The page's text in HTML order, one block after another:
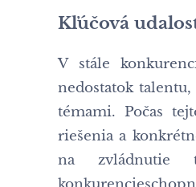
Kľúčová
V stále
nedostatok
témami. Počas
riešenia a
na zvládnutie